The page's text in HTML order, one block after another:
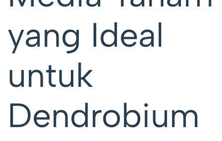
yang Ideal
untuk
Dendrobium